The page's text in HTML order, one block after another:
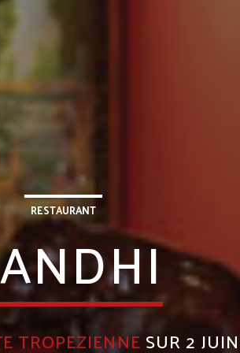
RESTAURANT
TROPEZIENNESUR 2